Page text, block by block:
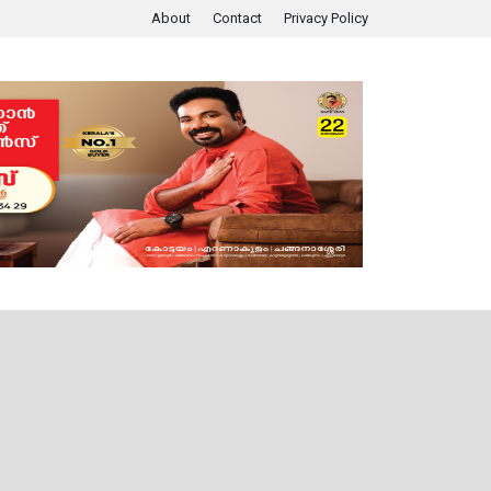
About Contact Privacy Policy